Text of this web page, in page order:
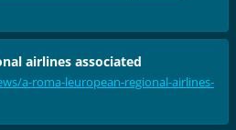
airlines associated
a-roma-leuropean-regional-airlines-